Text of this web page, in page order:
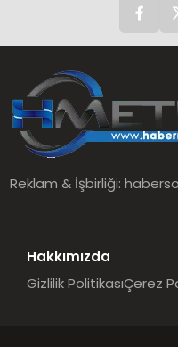
Reklam & İşbirliği:
Hakkımızda
Gizlilik PolitikasıÇerez